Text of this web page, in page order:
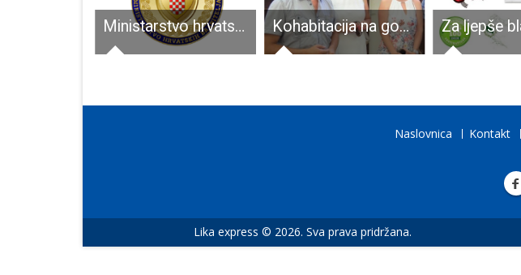
Ministarstvo hrvatskih branitelja objavilo poziv za financiranje obilježavanja obljetnica iz Domovinskog rata Kohabitacija na gospićki način:u Nadzorni odbor Usluge nećemo pravnika nego učiteljicu!!!
Naslovnica Kontakt
Lika express © 2026. Sva prava pridržana.